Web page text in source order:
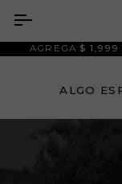
contenido
AGREGA $ 1,999
ALGO